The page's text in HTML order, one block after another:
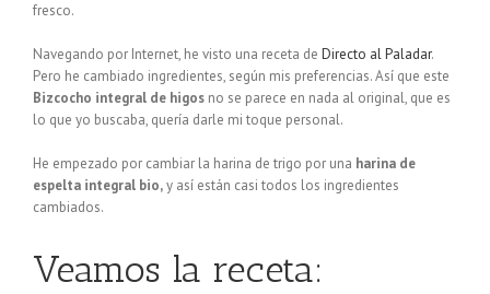
fresco.
Navegando por Internet, he visto una receta de Directo al Paladar.
Pero he cambiado ingredientes, según mis preferencias. Así que este
Bizcocho integral de higos no se parece en nada al original, que es
lo que yo buscaba, quería darle mi toque personal.
He empezado por cambiar la harina de trigo por una harina de
espelta integral bio,y así están casi todos los ingredientes
cambiados.
Veamos la receta: